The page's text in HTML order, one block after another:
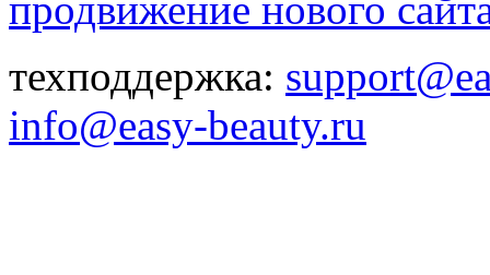
продвижение нового
техподдержка:
info@easy-beauty.ru